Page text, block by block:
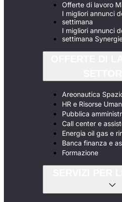
Offerte di lavoro
I migliori annunci
settimana
I migliori annunci
settimana
Areonautica
HR e Risorse
Pubblica
Call center e
Energia oil gas e
Banca finanza e
Formazione